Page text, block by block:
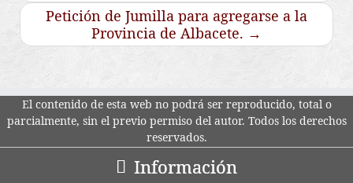
Petición de Jumilla para agregarse a la
Provincia de Albacete. →
El contenido de esta web no podrá ser reproducido, total o
parcialmente, sin el previo permiso del autor. Todos los derechos
reservados.
Información